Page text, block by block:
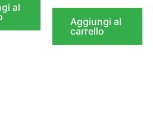
al
Aggiungi al
carrello